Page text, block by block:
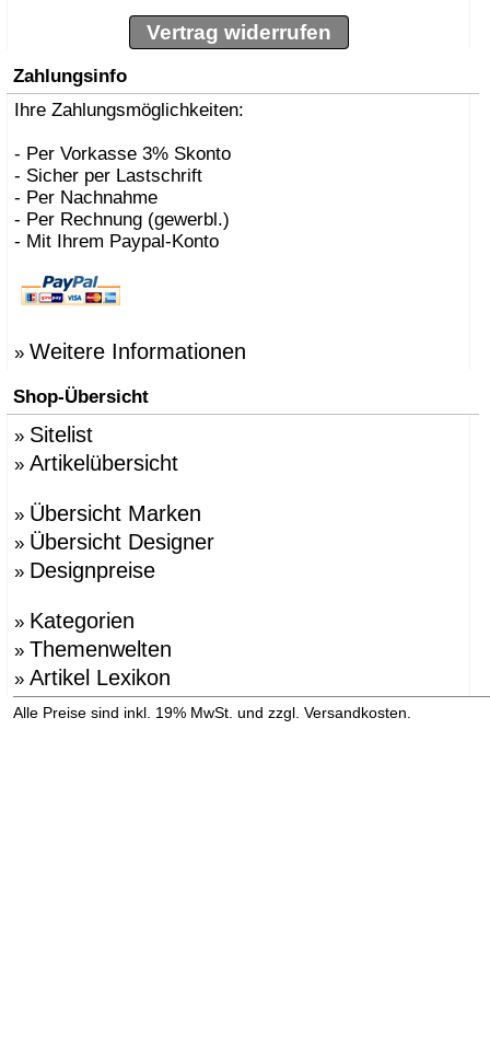
Vertrag widerrufen
Zahlungsinfo
Ihre Zahlungsmöglichkeiten:
- Per Vorkasse 3% Skonto
- Sicher per Lastschrift
- Per Nachnahme
- Per Rechnung (gewerbl.)
- Mit Ihrem Paypal-Konto
» Weitere Informationen
Shop-Übersicht
» Sitelist
» Artikelübersicht
» Übersicht Marken
» Übersicht Designer
» Designpreise
» Kategorien
» Themenwelten
» Artikel Lexikon
Alle Preise sind inkl. 19% MwSt. und zzgl. Versandkosten.